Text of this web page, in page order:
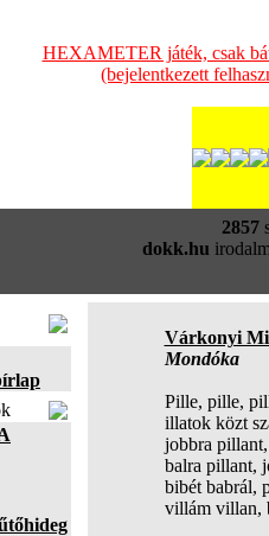
HEXAMETER játék, csak
(bejelentkezett
2857
dokk.hu
Várkonyi
Mondóka
Pille, pille,
illatok közt
jobbra
balra pillant,
bibét babrál,
villám villan,